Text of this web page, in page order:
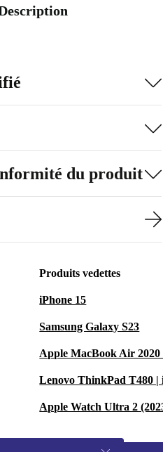
du produit
Produits vedettes
iPhone 15
Samsung Galaxy S23
Apple MacBook Air 2020
Lenovo ThinkPad T480 |
Apple Watch Ultra 2